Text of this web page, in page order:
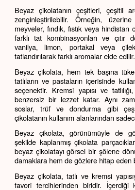
Beyaz çikolatanın çeşitleri, çeşitli
zenginleştirilebilir. Örneğin,
meyveler, fındık, fıstık veya
farklı tat kombinasyonları ve çıtır
vanilya, limon, portakal veya
tatlandırılarak farklı aromalar elde edilir.
Beyaz çikolata, hem tek başına
tatlıların ve pastaların içerisinde
seçenektir. Kremsi yapısı ve
benzersiz bir lezzet katar. Aynı
soslar, trüf ve dondurma gibi
çikolatanın kullanım alanlarından
Beyaz çikolata, görünümüyle de
şekilde kaplanmış çikolata
beyaz çikolatayı görsel bir şölene
damaklara hem de gözlere hitap eden
Beyaz çikolata, tatlı ve kremsi
favori tercihlerinden biridir. İçerdiği